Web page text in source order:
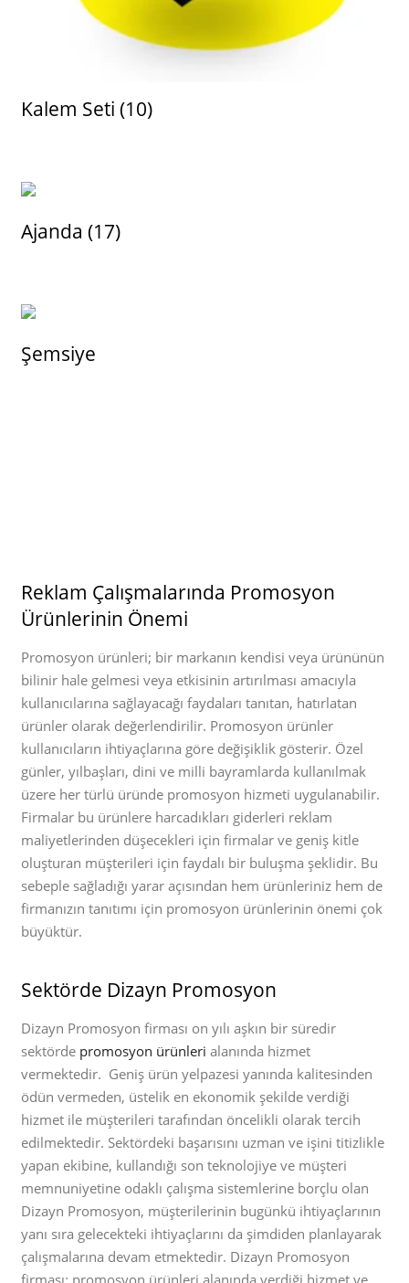
Kalem Seti (10)
Ajanda (17)
Şemsiye
Reklam Çalışmalarında Promosyon
Ürünlerinin Önemi
Promosyon ürünleri; bir markanın kendisi veya ürününün
bilinir hale gelmesi veya etkisinin artırılması amacıyla
kullanıcılarına sağlayacağı faydaları tanıtan, hatırlatan
ürünler olarak değerlendirilir. Promosyon ürünler
kullanıcıların ihtiyaçlarına göre değişiklik gösterir. Özel
günler, yılbaşları, dini ve milli bayramlarda kullanılmak
üzere her türlü üründe promosyon hizmeti uygulanabilir.
Firmalar bu ürünlere harcadıkları giderleri reklam
maliyetlerinden düşecekleri için firmalar ve geniş kitle
oluşturan müşterileri için faydalı bir buluşma şeklidir. Bu
sebeple sağladığı yarar açısından hem ürünleriniz hem de
firmanızın tanıtımı için promosyon ürünlerinin önemi çok
büyüktür.
Sektörde Dizayn Promosyon
Dizayn Promosyon firması on yılı aşkın bir süredir
sektörde promosyon ürünleri alanında hizmet
vermektedir. Geniş ürün yelpazesi yanında kalitesinden
ödün vermeden, üstelik en ekonomik şekilde verdiği
hizmet ile müşterileri tarafından öncelikli olarak tercih
edilmektedir. Sektördeki başarısını uzman ve işini titizlikle
yapan ekibine, kullandığı son teknolojiye ve müşteri
memnuniyetine odaklı çalışma sistemlerine borçlu olan
Dizayn Promosyon, müşterilerinin bugünkü ihtiyaçlarının
yanı sıra gelecekteki ihtiyaçlarını da şimdiden planlayarak
çalışmalarına devam etmektedir. Dizayn Promosyon